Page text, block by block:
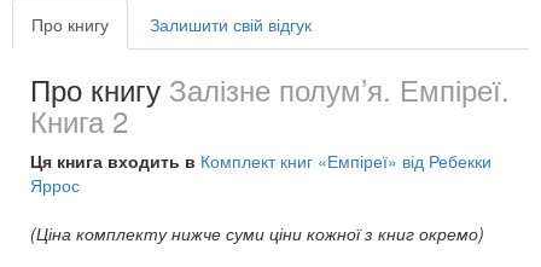
Про книгу Залишити свій відгук
Про книгу Залізне полум’я. Емпіреї.
Книга 2
Ця книга входить в Комплект книг «Емпіреї» від Ребекки
Яррос
(Ціна комплекту нижче суми ціни кожної з книг окремо)